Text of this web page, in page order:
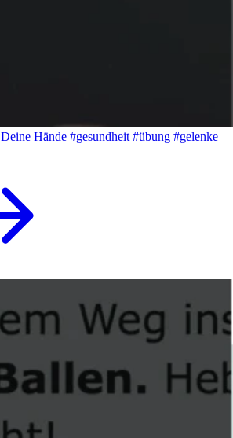
Hände #gesundheit #übung #gelenke